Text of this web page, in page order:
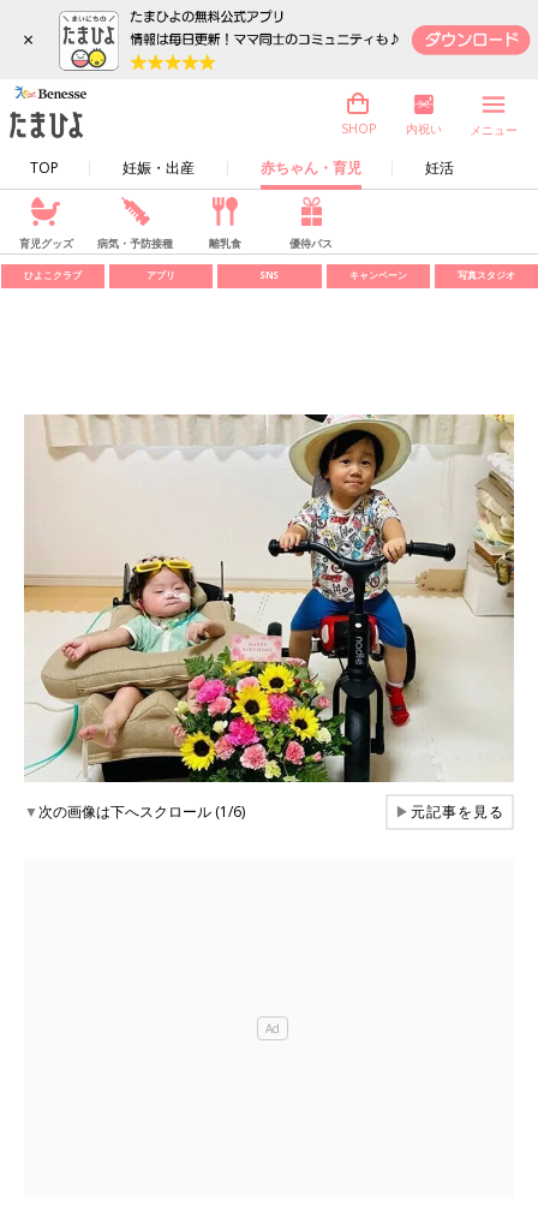
×
TOP 妊娠・出産 赤ちゃん・育児 妊活
SHOP 内祝い メニュー
育児グッズ 病気・予防接種 離乳食 優待パス
ひよこクラブ アプリ SNS キャンペーン 写真スタジオ
▼次の画像は下へスクロール (1/6) ▶元記事を見る